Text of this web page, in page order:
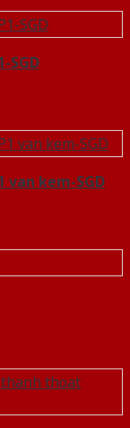
SGD
van kem-SGD